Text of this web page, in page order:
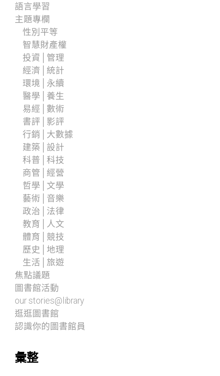
語言學習
主題專欄
性別平等
智慧財產權
投資│管理
經濟│統計
環境│永續
醫學│養生
易經│數術
書評│影評
行銷│大數據
建築│設計
科普│科技
商管│經營
哲學│文學
藝術│音樂
政治│法律
教育│人文
體育│競技
歷史│地理
生活│旅遊
焦點議題
圖書館活動
our stories@library
逛逛圖書館
認識你的圖書館員
彙整